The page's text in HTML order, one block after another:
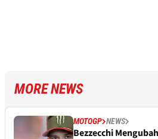
MORE NEWS
MOTOGP NEWS
Bezzecchi